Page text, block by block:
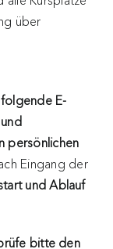
über
E-
persönlichen
Eingang der
und Ablauf
bitte den